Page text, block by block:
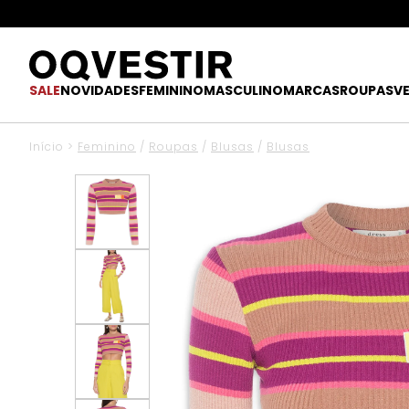
SALENOVIDADESFEMININOMASCULINOMARCASROUPAS
Início > Feminino / Roupas / Blusas / Blusas